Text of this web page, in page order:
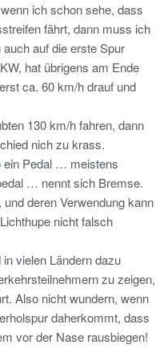
ich schon sehe, dass
fährt, dann muss ich
auf die erste Spur
hat übrigens am Ende
ca. 60 km/h drauf und
130 km/h fahren, dann
nich zu krass.
ein Pedal … meistens
… nennt sich Bremse.
deren Verwendung kann
nicht falsch
vielen Ländern dazu
zu zeigen,
Also nicht wundern, wenn
daherkommt, dass
vor der Nase rausbiegen!